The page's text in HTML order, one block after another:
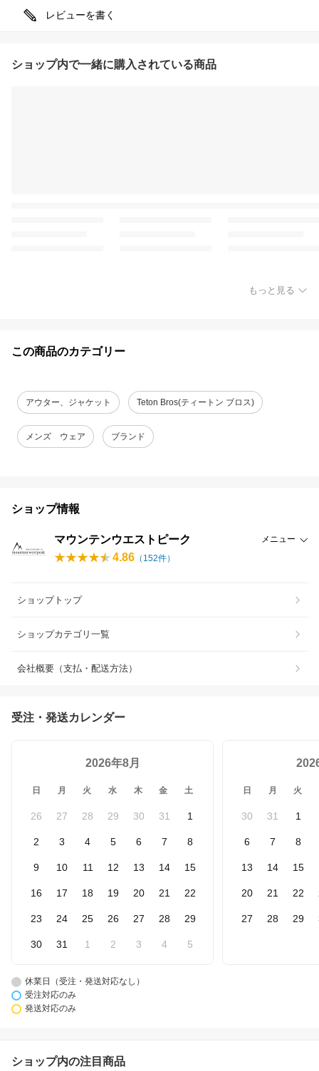
レビューを書く
ショップ内で一緒に購入されている商品
もっと見る
この商品のカテゴリー
アウター、ジャケット Teton Bros(ティートン ブロス)
メンズ ウェア ブランド
ショップ情報
マウンテンウエストピーク メニュー
4.86 （ 152件）
ショップトップ
ショップカテゴリ一覧
会社概要（支払・配送方法）
受注・発送カレンダー
2026年8月
日 月 火 水 木 金 土
26 27 28 29 30 31 1
2 3 4 5 6 7 8
9 10 11 12 13 14 15
16 17 18 19 20 21 22
23 24 25 26 27 28 29
30 31 1 2 3 4 5
日 月 火
30 31 1
6 7 8
13 14 15
20 21 22
27 28 29
休業日（受注・発送対応なし）
受注対応のみ
発送対応のみ
ショップ内の注目商品